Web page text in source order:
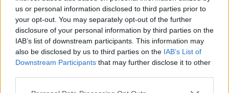
us or personal information disclosed to third parties prior to
your opt-out. You may separately opt-out of the further
disclosure of your personal information by third parties on the
IAB’s list of downstream participants. This information may
also be disclosed by us to third parties on the IAB’s List of
Downstream Participants that may further disclose it to other
gość
Znamię na sromie
Czy ktoś miał jakiekolwiek znamię barwnikowe
na sromie i je usuwał? Czy warto wyciąć i
zbadać? Czy zostawić i nie ruszać? Bo są różne
teorie, ja mam od kilku lat i zastanawiam się co
Forum:Zdrowie kobiety